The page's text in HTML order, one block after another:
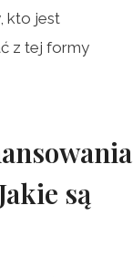
kto jest
z tej formy
są